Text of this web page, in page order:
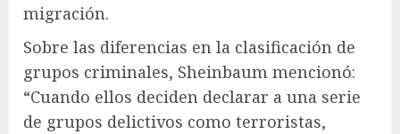
migración.
Sobre las diferencias en la clasificación de
grupos criminales, Sheinbaum mencionó:
“Cuando ellos deciden declarar a una serie
de grupos delictivos como terroristas,